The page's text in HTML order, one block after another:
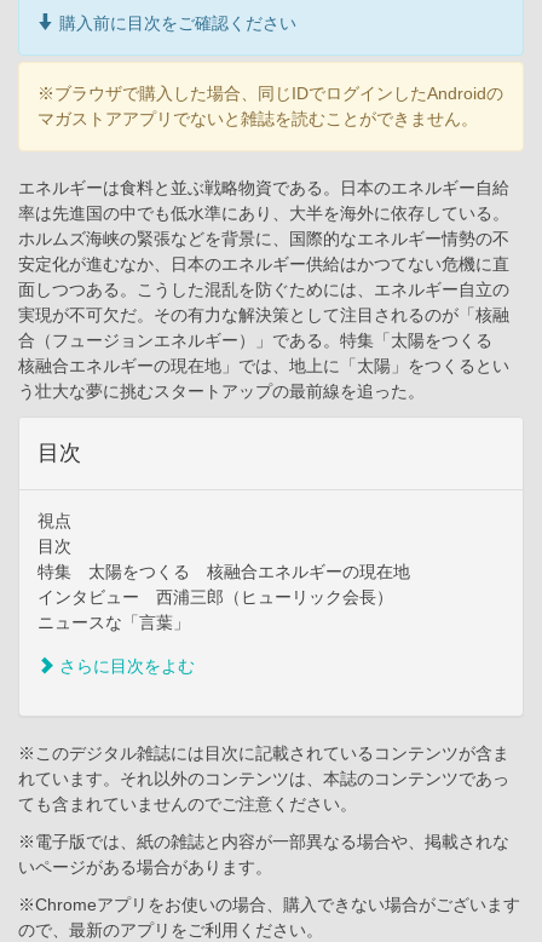
購入前に目次をご確認ください
※ブラウザで購入した場合、同じIDでログインしたAndroidの
マガストアアプリでないと雑誌を読むことができません。
エネルギーは食料と並ぶ戦略物資である。日本のエネルギー自給
率は先進国の中でも低水準にあり、大半を海外に依存している。
ホルムズ海峡の緊張などを背景に、国際的なエネルギー情勢の不
安定化が進むなか、日本のエネルギー供給はかつてない危機に直
面しつつある。こうした混乱を防ぐためには、エネルギー自立の
実現が不可欠だ。その有力な解決策として注目されるのが「核融
合（フュージョンエネルギー）」である。特集「太陽をつくる
核融合エネルギーの現在地」では、地上に「太陽」をつくるとい
う壮大な夢に挑むスタートアップの最前線を追った。
目次
視点
目次
特集 太陽をつくる 核融合エネルギーの現在地
インタビュー 西浦三郎（ヒューリック会長）
ニュースな「言葉」
さらに目次をよむ
※このデジタル雑誌には目次に記載されているコンテンツが含ま
れています。それ以外のコンテンツは、本誌のコンテンツであっ
ても含まれていませんのでご注意ください。
※電子版では、紙の雑誌と内容が一部異なる場合や、掲載されな
いページがある場合があります。
※Chromeアプリをお使いの場合、購入できない場合がございます
ので、最新のアプリをご利用ください。